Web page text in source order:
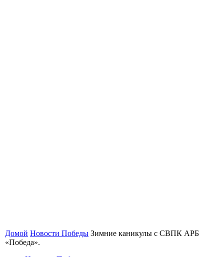
Домой Новости Победы Зимние каникулы с СВПК АРБ
«Победа».